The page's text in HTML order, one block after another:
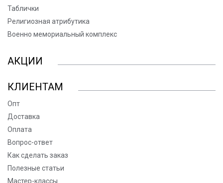
Таблички
Религиозная атрибутика
Военно мемориальный комплекс
АКЦИИ
КЛИЕНТАМ
Опт
Доставка
Оплата
Вопрос-ответ
Как сделать заказ
Полезные статьи
Мастер-классы